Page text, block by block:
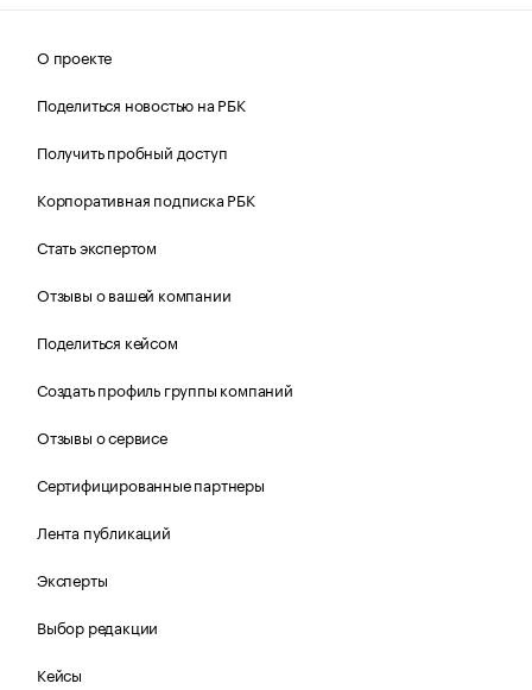
О проекте
Поделиться новостью на РБК
Получить пробный доступ
Корпоративная подписка РБК
Стать экспертом
Отзывы о вашей компании
Поделиться кейсом
Создать профиль группы компаний
Отзывы о сервисе
Сертифицированные партнеры
Лента публикаций
Эксперты
Выбор редакции
Кейсы